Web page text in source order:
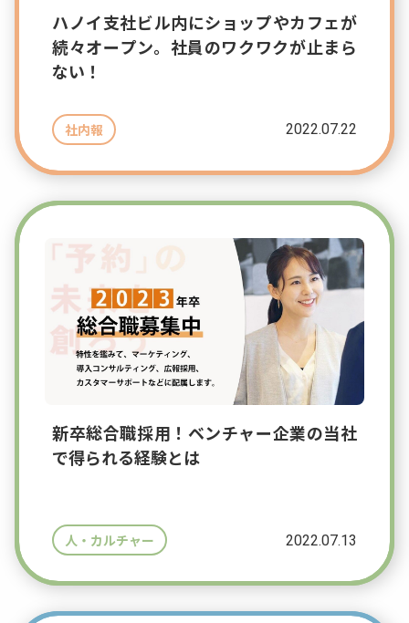
ハノイ支社ビル内にショップやカフェが
続々オープン。社員のワクワクが止まら
ない！
社内報 2022.07.22
新卒総合職採用！ベンチャー企業の当社
で得られる経験とは
人・カルチャー 2022.07.13